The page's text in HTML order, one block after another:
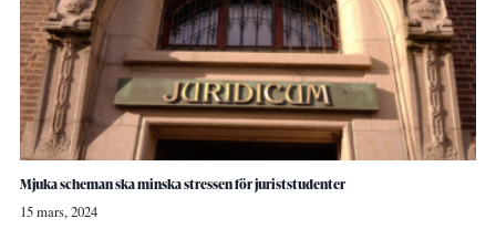
Mjuka scheman ska minska stressen för juriststudenter
15 mars, 2024